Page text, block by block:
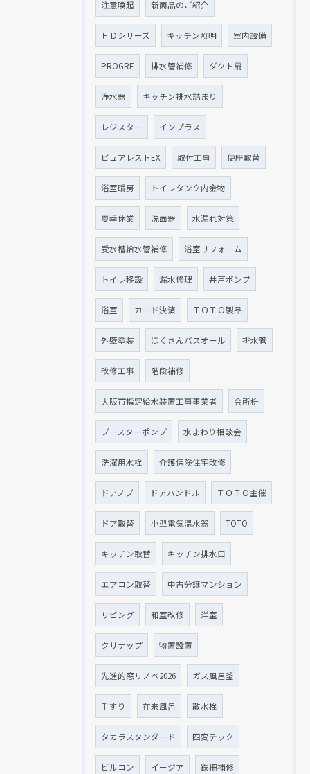
注意喚起 新商品のご紹介
ＦＤシリーズ キッチン照明 室内設備
PROGRE 排水管補修 ダクト扇
浄水器 キッチン排水詰まり
レジスター インプラス
ピュアレストEX 取付工事 便座取替
浴室暖房 トイレタンク内金物
夏季休業 洗面器 水漏れ対策
受水槽給水管補修 浴室リフォーム
トイレ移設 漏水修理 井戸ポンプ
浴室 カード決済 ＴＯＴＯ製品
外壁塗装 ほくさんバスオール 排水管
改修工事 階段補修
大阪市指定給水装置工事事業者 会所枡
ブースターポンプ 水まわり相談会
洗濯用水栓 介護保険住宅改修
ドアノブ ドアハンドル ＴＯＴＯ主催
ドア取替 小型電気温水器 TOTO
キッチン取替 キッチン排水口
エアコン取替 中古分譲マンション
リビング 和室改修 洋室
クリナップ 物置設置
先進的窓リノベ2026 ガス風呂釜
手すり 在来風呂 散水栓
タカラスタンダード 四変テック
ビルコン イージア 鉄柵補修